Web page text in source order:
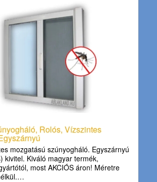
Rolós, Vízszintes
mozgatású szúnyogháló. Egyszárnyú
kivitel. Kiváló magyar termék,
most AKCIÓS áron! Méretre